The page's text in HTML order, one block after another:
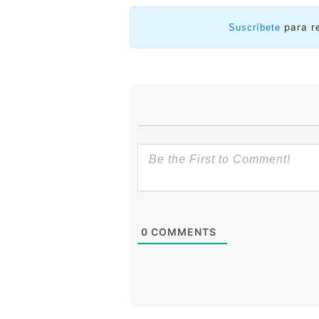
Suscríbete para
0 COMMENTS